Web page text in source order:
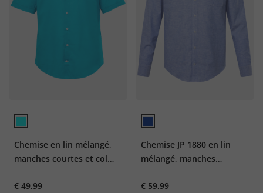
Chemise en lin mélangé,
manches courtes et col
€ 49,99
Chemise JP 1880 en lin
mélangé, manches
boutonnée, coupe Modern
€ 59,99